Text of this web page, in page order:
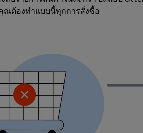
ณต้องทำแบบนี้ทุกการสั่งซื้อ